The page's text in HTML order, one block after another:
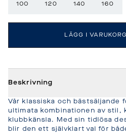
100 120 140 160
LÄGG I
Beskrivning
Vår klassiska och bästsäljande
ultimata kombinationen av stil,
klubbkänsla. Med sin tidlösa
blir den ett självklart val för